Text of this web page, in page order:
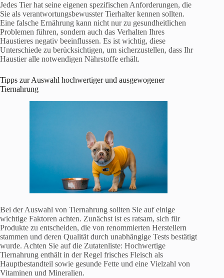
Jedes Tier hat seine eigenen spezifischen Anforderungen, die
Sie als verantwortungsbewusster Tierhalter kennen sollten.
Eine falsche Ernährung kann nicht nur zu gesundheitlichen
Problemen führen, sondern auch das Verhalten Ihres
Haustieres negativ beeinflussen. Es ist wichtig, diese
Unterschiede zu berücksichtigen, um sicherzustellen, dass Ihr
Haustier alle notwendigen Nährstoffe erhält.
Tipps zur Auswahl hochwertiger und ausgewogener
Tiernahrung
Bei der Auswahl von Tiernahrung sollten Sie auf einige
wichtige Faktoren achten. Zunächst ist es ratsam, sich für
Produkte zu entscheiden, die von renommierten Herstellern
stammen und deren Qualität durch unabhängige Tests bestätigt
wurde. Achten Sie auf die Zutatenliste: Hochwertige
Tiernahrung enthält in der Regel frisches Fleisch als
Hauptbestandteil sowie gesunde Fette und eine Vielzahl von
Vitaminen und Mineralien.